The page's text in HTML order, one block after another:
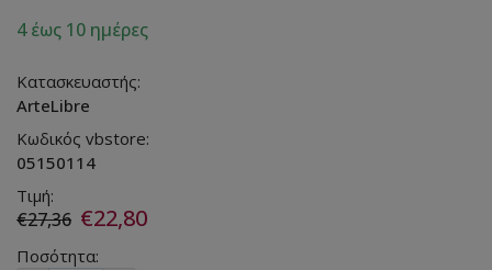
4 έως 10 ημέρες
Κατασκευαστής:
ArteLibre
Κωδικός vbstore:
05150114
Τιμή:
€27,36 €22,80
Ποσότητα: